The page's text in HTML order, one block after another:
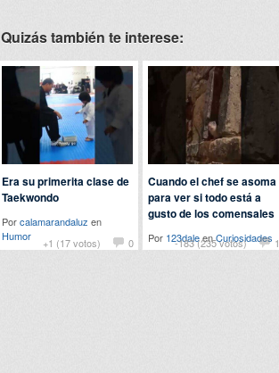
Quizás también te interese:
+1 (17 votos) 0
Era su primerita clase de
Taekwondo
Porcalamarandaluz en
Humor
-183 (235 votos) 1
Cuando el chef se asoma
para ver si todo está a
gusto de los comensales
Por 123daleenCuriosidades